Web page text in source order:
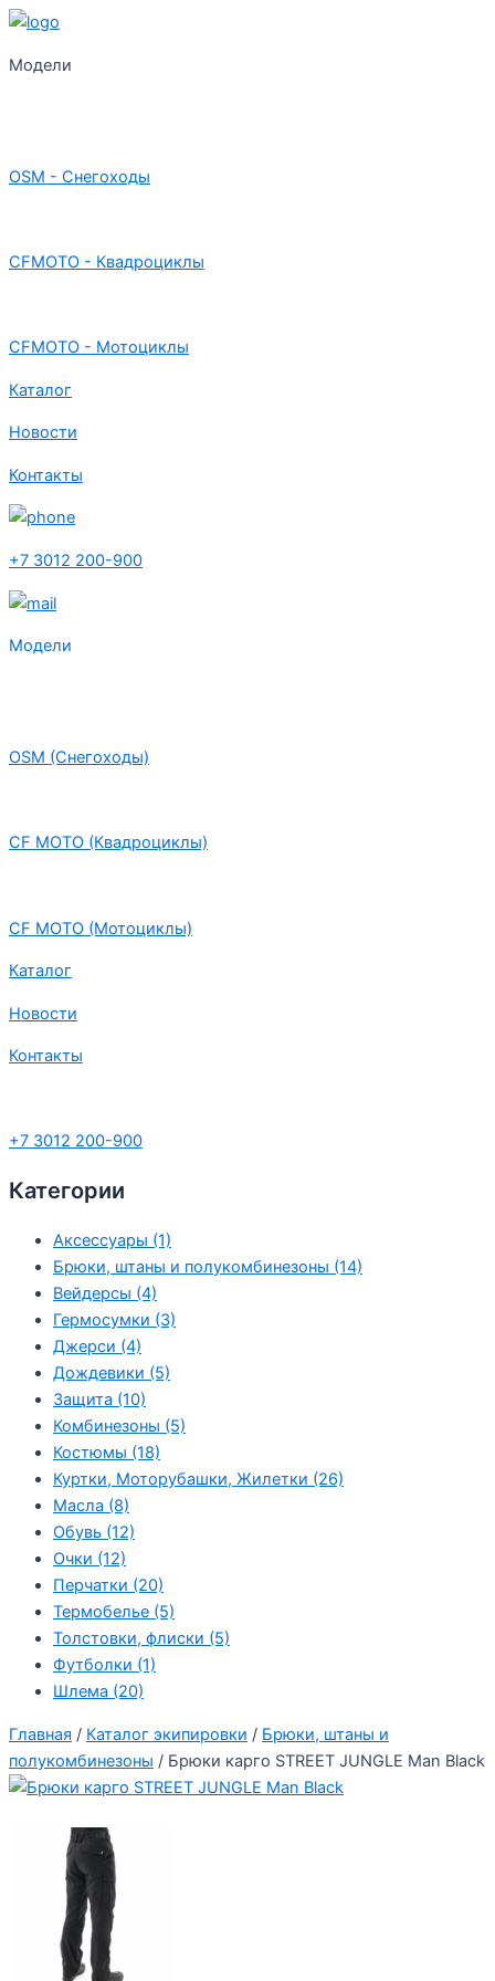
Модели
OSM - Снегоходы
CFMOTO - Квадроциклы
CFMOTO - Мотоциклы
Каталог
Новости
Контакты
+7 3012 200-900
Модели
OSM (Снегоходы)
CF MOTO (Квадроциклы)
CF MOTO (Мотоциклы)
Каталог
Новости
Контакты
+7 3012 200-900
Категории
Аксессуары (1)
Брюки, штаны и полукомбинезоны (14)
Вейдерсы (4)
Гермосумки (3)
Джерси (4)
Дождевики (5)
Защита (10)
Комбинезоны (5)
Костюмы (18)
Куртки, Моторубашки, Жилетки (26)
Масла (8)
Обувь (12)
Очки (12)
Перчатки (20)
Термобелье (5)
Толстовки, флиски (5)
Футболки (1)
Шлема (20)
Главная / Каталог экипировки / Брюки, штаны и
полукомбинезоны / Брюки карго STREET JUNGLE Man Вlack